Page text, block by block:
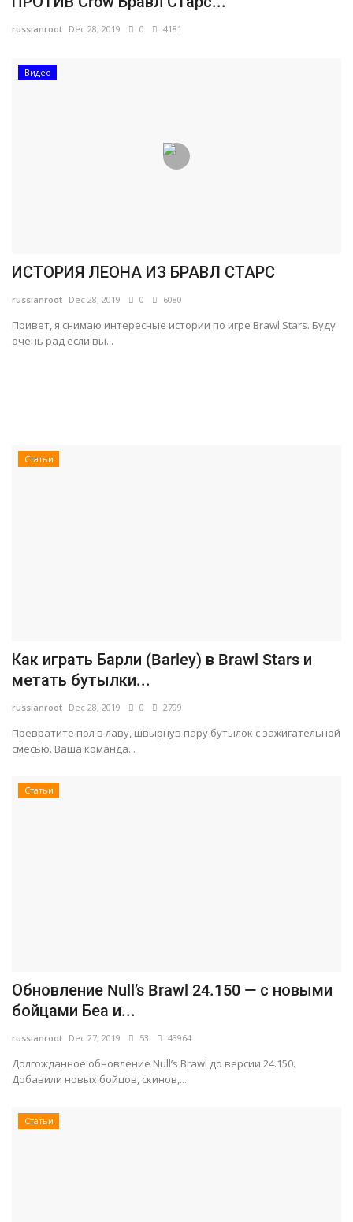
russianroot Dec 28, 2019 0 4181
Видео
ИСТОРИЯ ЛЕОНА ИЗ БРАВЛ СТАРС
russianroot Dec 28, 2019 0 6080
Привет, я снимаю интересные истории по игре Brawl Stars. Буду
очень рад если вы...
Статьи
Как играть Барли (Barley) в Brawl Stars и
метать бутылки...
russianroot Dec 28, 2019 0 2799
Превратите пол в лаву, швырнув пару бутылок с зажигательной
смесью. Ваша команда...
Статьи
Обновление Null’s Brawl 24.150 — с новыми
бойцами Беа и...
russianroot Dec 27, 2019 53 43964
Долгожданное обновление Null’s Brawl до версии 24.150.
Добавили новых бойцов, скинов,...
Статьи